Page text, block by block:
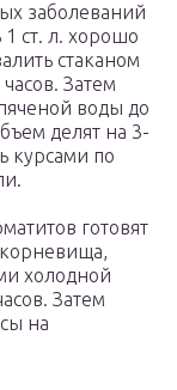
заболеваний
1 ст. л. хорошо
стаканом
Затем
воды до
делят на 3-
курсами по
готовят
холодной
Затем
на